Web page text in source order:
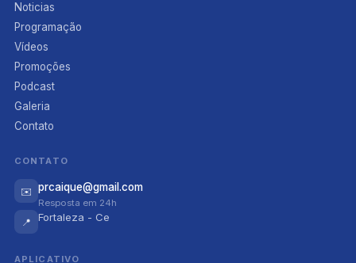
Noticias
Programação
Vídeos
Promoções
Podcast
Galeria
Contato
CONTATO
✉️ prcaique@gmail.com
Resposta em 24h
📍 Fortaleza - Ce
APLICATIVO